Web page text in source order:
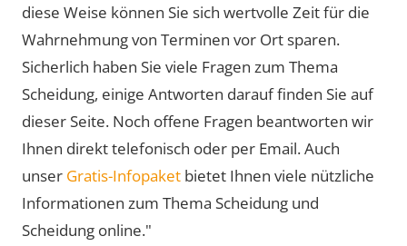
diese Weise können Sie sich wertvolle Zeit für die
Wahrnehmung von Terminen vor Ort sparen.
Sicherlich haben Sie viele Fragen zum Thema
Scheidung, einige Antworten darauf finden Sie auf
dieser Seite. Noch offene Fragen beantworten wir
Ihnen direkt telefonisch oder per Email. Auch
unser Gratis-Infopaket bietet Ihnen viele nützliche
Informationen zum Thema Scheidung und
Scheidung online."